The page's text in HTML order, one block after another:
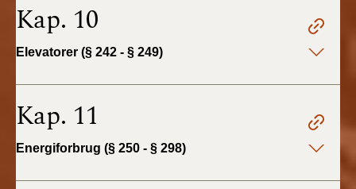
Kap. 10
Elevatorer (§ 242 - § 249)
Kap. 11
Energiforbrug (§ 250 - § 298)